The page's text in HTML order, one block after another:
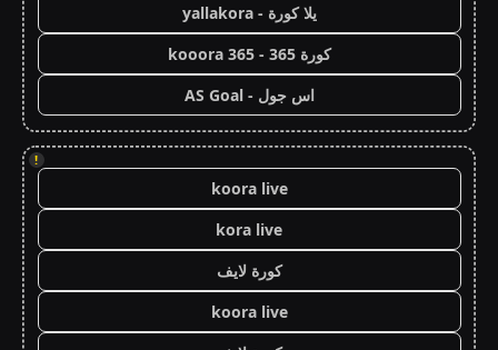
يلا كورة - yallakora
كورة 365 - kooora 365
اس جول - AS Goal
!
koora live
kora live
كورة لايف
koora live